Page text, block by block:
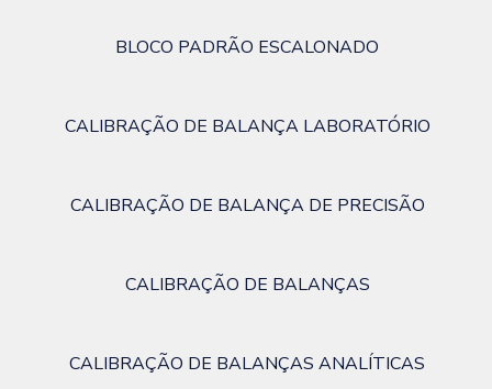
BLOCO PADRÃO ESCALONADO
CALIBRAÇÃO DE BALANÇA LABORATÓRIO
CALIBRAÇÃO DE BALANÇA DE PRECISÃO
CALIBRAÇÃO DE BALANÇAS
CALIBRAÇÃO DE BALANÇAS ANALÍTICAS